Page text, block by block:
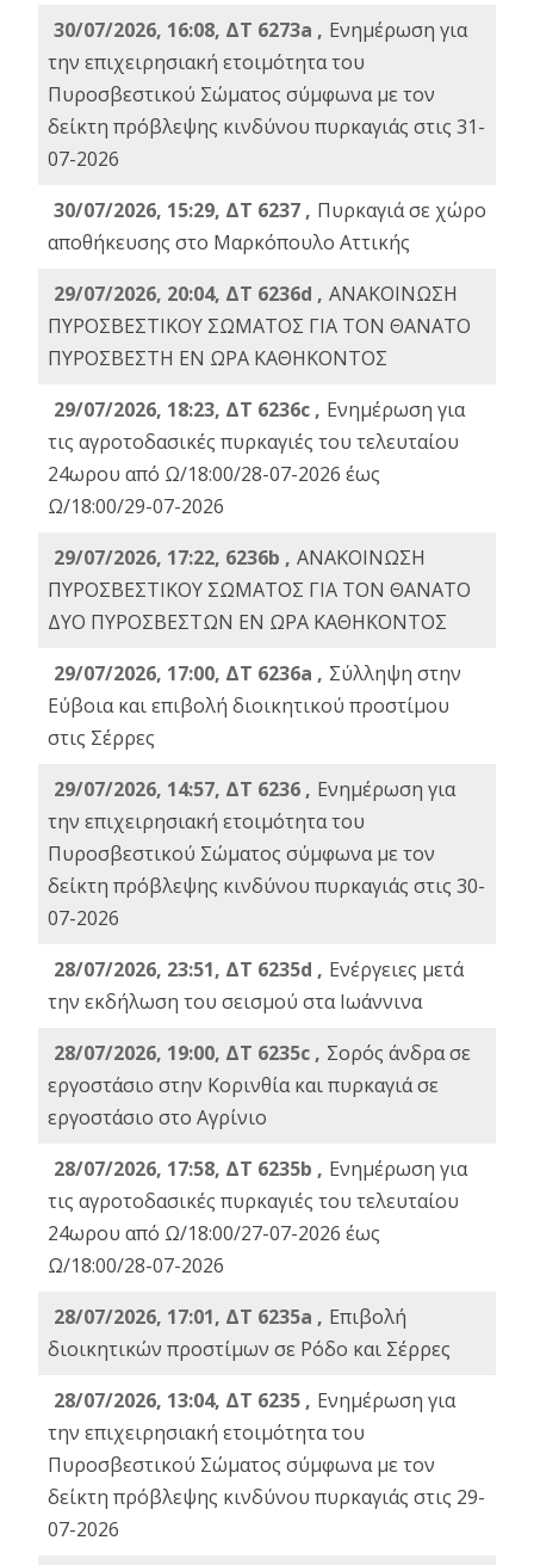
30/07/2026, 16:08, ΔΤ 6273a , Ενημέρωση για
την επιχειρησιακή ετοιμότητα του
Πυροσβεστικού Σώματος σύμφωνα με τον
δείκτη πρόβλεψης κινδύνου πυρκαγιάς στις 31-
07-2026
30/07/2026, 15:29, ΔΤ 6237 , Πυρκαγιά σε χώρο
αποθήκευσης στο Μαρκόπουλο Αττικής
29/07/2026, 20:04, ΔΤ 6236d , ΑΝΑΚΟΙΝΩΣΗ
ΠΥΡΟΣΒΕΣΤΙΚΟΥ ΣΩΜΑΤΟΣ ΓΙΑ ΤΟΝ ΘΑΝΑΤΟ
ΠΥΡΟΣΒΕΣΤΗ ΕΝ ΩΡΑ ΚΑΘΗΚΟΝΤΟΣ
29/07/2026, 18:23, ΔΤ 6236c , Ενημέρωση για
τις αγροτοδασικές πυρκαγιές του τελευταίου
24ωρου από Ω/18:00/28-07-2026 έως
Ω/18:00/29-07-2026
29/07/2026, 17:22, 6236b , ΑΝΑΚΟΙΝΩΣΗ
ΠΥΡΟΣΒΕΣΤΙΚΟΥ ΣΩΜΑΤΟΣ ΓΙΑ ΤΟΝ ΘΑΝΑΤΟ
ΔΥΟ ΠΥΡΟΣΒΕΣΤΩΝ ΕΝ ΩΡΑ ΚΑΘΗΚΟΝΤΟΣ
29/07/2026, 17:00, ΔΤ 6236a , Σύλληψη στην
Εύβοια και επιβολή διοικητικού προστίμου
στις Σέρρες
29/07/2026, 14:57, ΔΤ 6236 , Ενημέρωση για
την επιχειρησιακή ετοιμότητα του
Πυροσβεστικού Σώματος σύμφωνα με τον
δείκτη πρόβλεψης κινδύνου πυρκαγιάς στις 30-
07-2026
28/07/2026, 23:51, ΔΤ 6235d , Ενέργειες μετά
την εκδήλωση του σεισμού στα Ιωάννινα
28/07/2026, 19:00, ΔΤ 6235c , Σορός άνδρα σε
εργοστάσιο στην Κορινθία και πυρκαγιά σε
εργοστάσιο στο Αγρίνιο
28/07/2026, 17:58, ΔΤ 6235b , Ενημέρωση για
τις αγροτοδασικές πυρκαγιές του τελευταίου
24ωρου από Ω/18:00/27-07-2026 έως
Ω/18:00/28-07-2026
28/07/2026, 17:01, ΔΤ 6235a , Eπιβολή
διοικητικών προστίμων σε Ρόδο και Σέρρες
28/07/2026, 13:04, ΔΤ 6235 , Ενημέρωση για
την επιχειρησιακή ετοιμότητα του
Πυροσβεστικού Σώματος σύμφωνα με τον
δείκτη πρόβλεψης κινδύνου πυρκαγιάς στις 29-
07-2026